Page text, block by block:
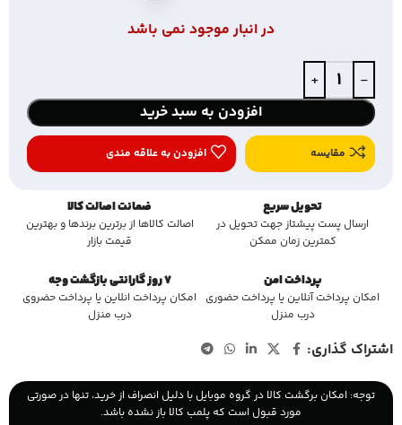
در انبار موجود نمی باشد
افزودن به سبد خرید
مقایسه افزودن به علاقه مندی
تحویل سریع
ارسال پست پیشتاز جهت تحویل در
کمترین زمان ممکن
ضمانت اصالت کالا
اصالت کالاها از برترین برندها و بهترین
قیمت بازار
پرداخت امن
امکان پرداخت آنلاین یا پرداخت حضوری
درب منزل
7 روز گارانتی بازگشت وجه
امکان پرداخت انلاین یا پرداخت حضروی
درب منزل
اشتراک گذاری:
توجه: امکان برگشت کالا در گروه موبایل با دلیل انصراف از خرید، تنها در صورتی
مورد قبول است که پلمب کالا باز نشده باشد.